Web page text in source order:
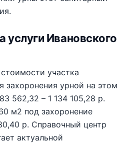
услуги Ивановского
участка
урной на этом
562,32 – 1 134 105,28 р.
м2 под захоронение
р. Справочный центр
актуальной